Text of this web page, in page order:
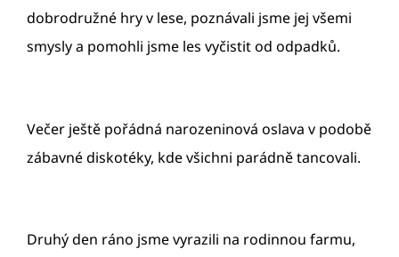
dobrodružné hry v lese, poznávali jsme jej všemi
smysly a pomohli jsme les vyčistit od odpadků.
Večer ještě pořádná narozeninová oslava v podobě
zábavné diskotéky, kde všichni parádně tancovali.
Druhý den ráno jsme vyrazili na rodinnou farmu,